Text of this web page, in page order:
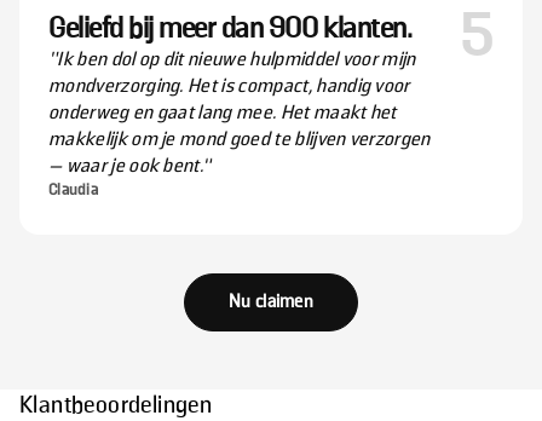
Geliefd bij meer dan 900 klanten.
”Ik ben dol op dit nieuwe hulpmiddel voor mijn
mondverzorging. Het is compact, handig voor
onderweg en gaat lang mee. Het maakt het
makkelijk om je mond goed te blijven verzorgen
— waar je ook bent.“
Claudia
5
Nu claimen
Klantbeoordelingen